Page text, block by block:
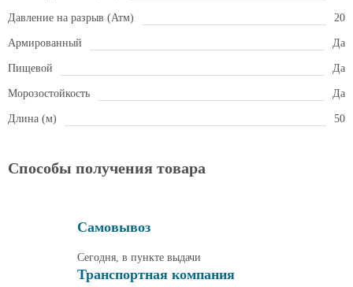
Давление на разрыв (Атм) 20
Армированный Да
Пищевой Да
Морозостойкость Да
Длина (м) 50
Способы получения товара
Самовывоз
Сегодня, в пункте выдачи
Транспортная компания